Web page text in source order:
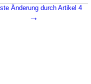
Änderung durch Artikel 4
→